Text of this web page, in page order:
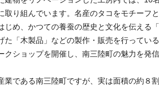
取り組んでいます。名産のタコをモチーフ
じめ、かつての養蚕の歴史と文化を伝える
た「木製品」などの製作・販売を行ってい
クショップを開催し、南三陸町の魅力を発信
業である南三陸町ですが、実は面積の約８